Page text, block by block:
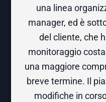
una linea
manager, ed è
del cliente, che
monitoraggio
una maggiore
breve termine. Il
modifiche in